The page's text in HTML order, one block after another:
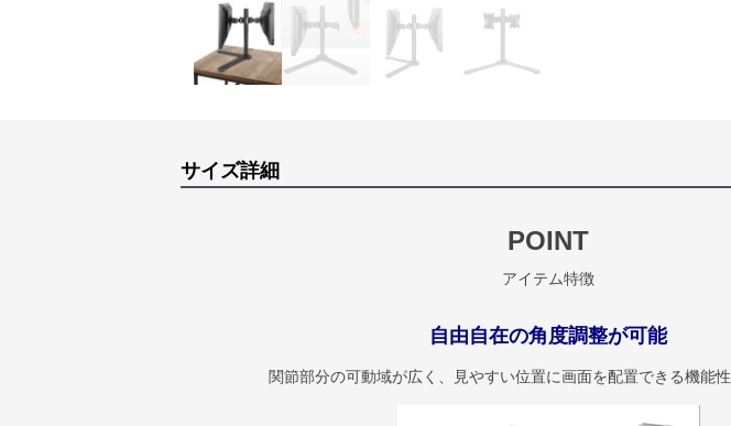
サイズ詳細
POINT
アイテム特徴
自由自在の角度調整が可能
関節部分の可動域が広く、見やすい位置に画面を配置できる機能性